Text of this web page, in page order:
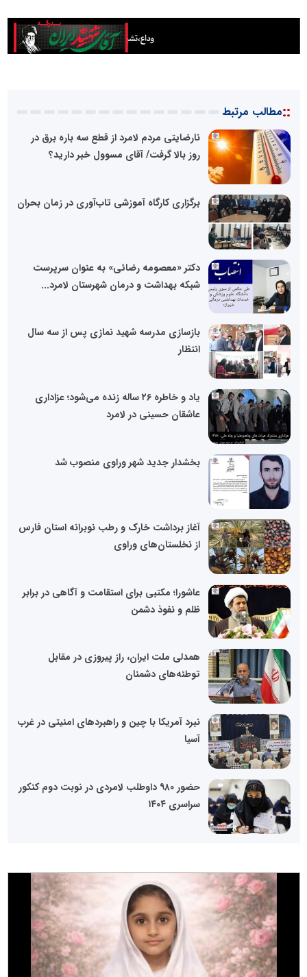
::مطالب مرتبط
نارضایتی مردم لامرد از قطع سه باره برق در
روز بالا گرفت/ آقای مسوول خبر دارید؟
برگزاری کارگاه آموزشی تاب‌آوری در زمان بحران
دکتر «معصومه رضائی» به عنوان سرپرست
شبکه بهداشت و درمان شهرستان لامرد...
بازسازی مدرسه شهید نمازی پس از سه سال
انتظار
یاد و خاطره ۲۶ ساله زنده می‌شود؛ عزاداری
عاشقان حسینی در لامرد
بخشدار جدید شهر وراوی منصوب شد
آغاز برداشت خارک و رطب نوبرانه استان فارس
از نخلستان‌های وراوی
عاشورا؛ مکتبی برای استقامت و آگاهی در برابر
ظلم و نفوذ دشمن
همدلی ملت ایران، راز پیروزی در مقابل
توطئه‌های دشمنان
نبرد آمریکا با چین و راهبردهای امنیتی در غرب
آسیا
حضور ۹۸۰ داوطلب لامردی در نوبت دوم کنکور
سراسری ۱۴۰۴